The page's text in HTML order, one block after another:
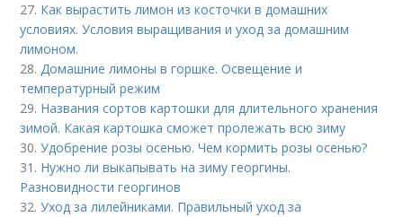
27. Как вырастить лимон из косточки в домашних
условиях. Условия выращивания и уход за домашним
лимоном.
28.Домашние лимоны в горшке. Освещение и
температурный режим
29. Названия сортов картошки для длительного хранения
зимой. Какая картошка сможет пролежать всю зиму
30.Удобрение розы осенью. Чем кормить розы осенью?
31. Нужно ли выкапывать на зиму георгины.
Разновидности георгинов
32.Уход за лилейниками. Правильный уход за